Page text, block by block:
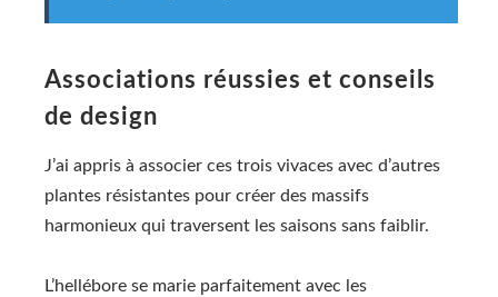
Associations réussies et conseils
de design
J’ai appris à associer ces trois vivaces avec d’autres
plantes résistantes pour créer des massifs
harmonieux qui traversent les saisons sans faiblir.
L’hellébore se marie parfaitement avec les